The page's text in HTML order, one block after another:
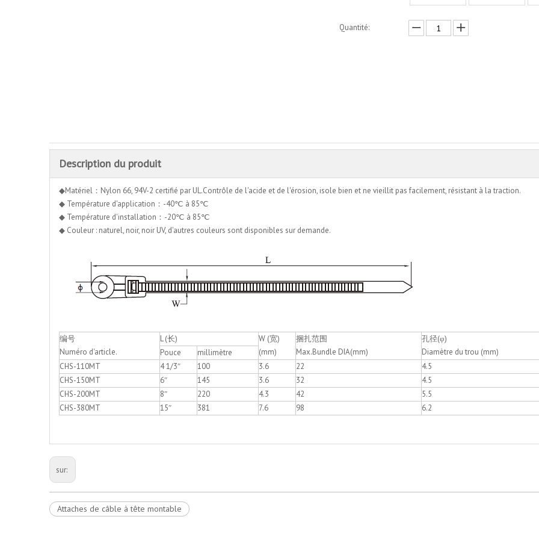
Quantité:
Description du produit
◆Matériel：Nylon 66, 94V-2 certifié par UL.Contrôle de l'acide et de l'érosion, isole bien et ne vieillit pas facilement, résistant à la traction.
◆ Température d'application：-40℃ à 85℃
◆ Température d'installation：-20℃ à 85℃
◆ Couleur : naturel, noir, noir UV, d'autres couleurs sont disponibles sur demande.
编号
Numéro d'article.
L (长)
W (宽)
(mm)
捆扎范围
Max.Bundle DIA(mm)
孔径(φ)
Diamètre du trou (mm)
Pouce
millimètre
CHS-110MT
4 1/3″ 100 3.6 22 4.5
CHS-150MT
6″ 145 3.6 32 4.5
CHS-200MT
8″ 220 4.3 42 5.5
CHS-380MT
15″ 381 7.6 98 6.2
sur:
Attaches de câble à tête montable